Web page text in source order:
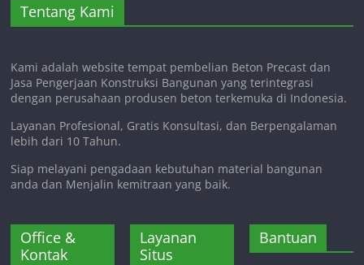
Tentang Kami
Kami adalah website tempat pembelian Beton Precast dan
Jasa Pengerjaan Konstruksi Bangunan yang terintegrasi
dengan perusahaan produsen beton terkemuka di Indonesia.
Layanan Profesional, Gratis Konsultasi, dan Berpengalaman
lebih dari 10 Tahun.
Siap melayani pengadaan kebutuhan material bangunan
anda dan Menjalin kemitraan yang baik.
Office &
Kontak
Layanan
Situs
Bantuan